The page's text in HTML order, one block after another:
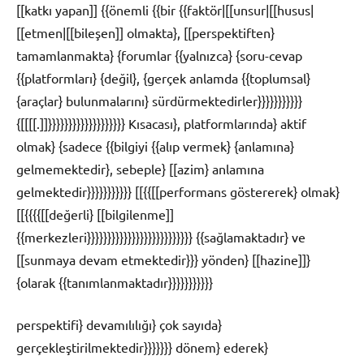
[[katkı yapan]] {{önemli {{bir {{faktör|[[unsur|[[husus|
[[etmen|[[bileşen]] olmakta}, [[perspektiften}
tamamlanmakta} {forumlar {{yalnızca} {soru-cevap
{{platformları} {değil}, {gerçek anlamda {{toplumsal}
{araçlar} bulunmalarını} sürdürmektedirler}}}}}}}}}}}
{[[[[.]]}}}}}}}}}}}}}}}}}}} Kısacası}, platformlarında} aktif
olmak} {sadece {{bilgiyi {{alıp vermek} {anlamına}
gelmemektedir}, sebeple} [[azim} anlamına
gelmektedir}}}}}}}}}}} [[{{[[performans göstererek} olmak}
[[{{{{[[değerli} [[bilgilenme]]
{{merkezleri}}}}}}}}}}}}}}}}}}}}}}}}}} {{sağlamaktadır} ve
[[sunmaya devam etmektedir}}} yönden} [[hazine]]}
{olarak {{tanımlanmaktadır}}}}}}}}}}}
perspektifi} devamılılığı} çok sayıda}
gerçekleştirilmektedir}}}}}}} dönem} ederek}